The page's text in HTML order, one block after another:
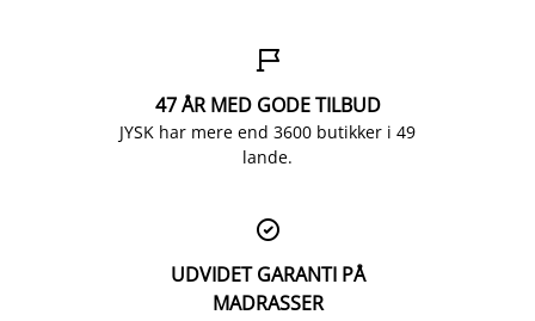

47 ÅR MED GODE TILBUD
JYSK har mere end 3600 butikker i 49
lande.

UDVIDET GARANTI PÅ
MADRASSER